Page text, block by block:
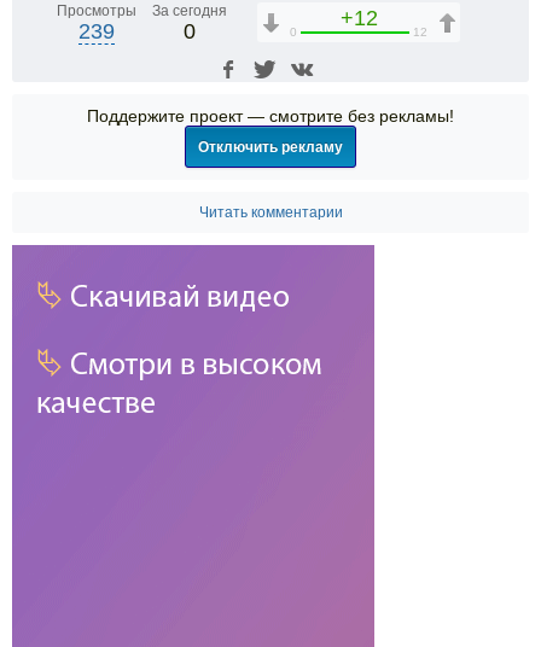
Просмотры
239
За сегодня
0
+12
0 12
Поддержите проект — смотрите без рекламы!
Отключить рекламу
Читать комментарии